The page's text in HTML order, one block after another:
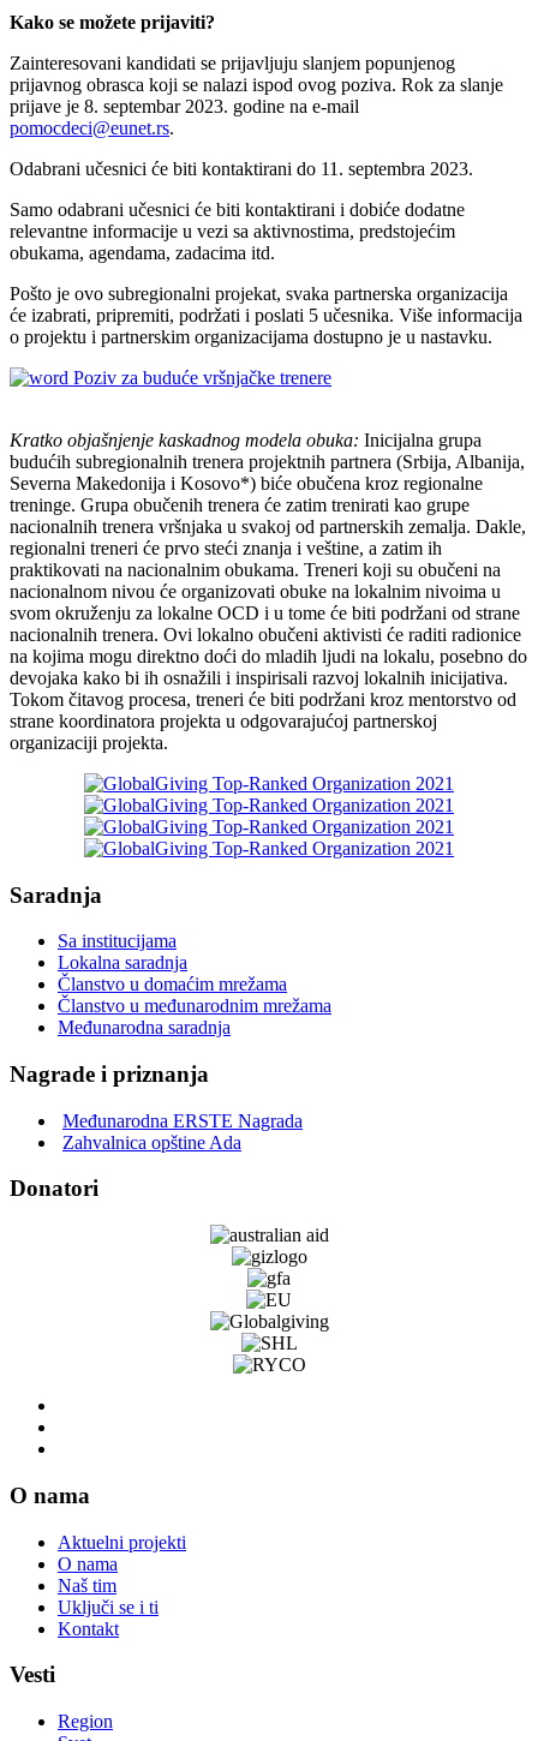
Kako se možete prijaviti?
Zainteresovani kandidati se prijavljuju slanjem popunjenog
prijavnog obrasca koji se nalazi ispod ovog poziva. Rok za slanje
prijave je 8. septembar 2023. godine na e-mail
pomocdeci@eunet.rs.
Odabrani učesnici će biti kontaktirani do 11. septembra 2023.
Samo odabrani učesnici će biti kontaktirani i dobiće dodatne
relevantne informacije u vezi sa aktivnostima, predstojećim
obukama, agendama, zadacima itd.
Pošto je ovo subregionalni projekat, svaka partnerska organizacija
će izabrati, pripremiti, podržati i poslati 5 učesnika. Više informacija
o projektu i partnerskim organizacijama dostupno je u nastavku.
Poziv za buduće vršnjačke trenere
Kratko objašnjenje kaskadnog modela obuka: Inicijalna grupa
budućih subregionalnih trenera projektnih partnera (Srbija, Albanija,
Severna Makedonija i Kosovo*) biće obučena kroz regionalne
treninge. Grupa obučenih trenera će zatim trenirati kao grupe
nacionalnih trenera vršnjaka u svakoj od partnerskih zemalja. Dakle,
regionalni treneri će prvo steći znanja i veštine, a zatim ih
praktikovati na nacionalnim obukama. Treneri koji su obučeni na
nacionalnom nivou će organizovati obuke na lokalnim nivoima u
svom okruženju za lokalne OCD i u tome će biti podržani od strane
nacionalnih trenera. Ovi lokalno obučeni aktivisti će raditi radionice
na kojima mogu direktno doći do mladih ljudi na lokalu, posebno do
devojaka kako bi ih osnažili i inspirisali razvoj lokalnih inicijativa.
Tokom čitavog procesa, treneri će biti podržani kroz mentorstvo od
strane koordinatora projekta u odgovarajućoj partnerskoj
organizaciji projekta.
Saradnja
Sa institucijama
Lokalna saradnja
Članstvo u domaćim mrežama
Članstvo u međunarodnim mrežama
Međunarodna saradnja
Nagrade i priznanja
Međunarodna ERSTE Nagrada
Zahvalnica opštine Ada
Donatori
O nama
Aktuelni projekti
O nama
Naš tim
Uključi se i ti
Kontakt
Vesti
Region